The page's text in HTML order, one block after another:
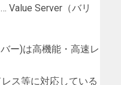
Value Server（バリ
ー)は高機能・高速レ
ス等に対応している